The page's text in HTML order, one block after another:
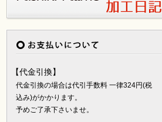
【代金引換】
代金引換の場合は代引手数料 一律324円(税
込み)がかかります。
予めご了承下さいませ。